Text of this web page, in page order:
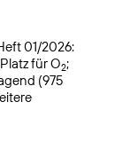
01/2026:
für O2;
(975